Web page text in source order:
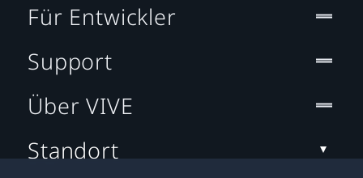
Für Entwickler
Support
Über VIVE
Standort